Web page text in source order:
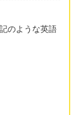
のような英語